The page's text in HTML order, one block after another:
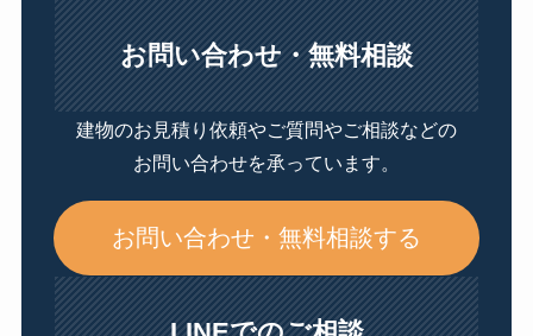
お問い合わせ・無料相談
建物のお見積り依頼やご質問やご相談などの
お問い合わせを承っています。
お問い合わせ・無料相談する